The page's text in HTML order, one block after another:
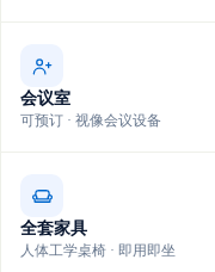
会议室
可预订 · 视像会议设备
全套家具
人体工学桌椅 · 即用即坐